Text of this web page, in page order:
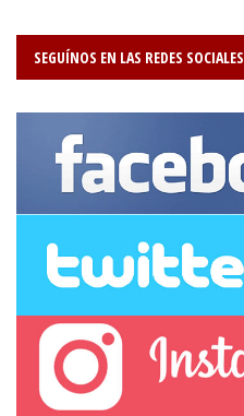
SEGUÍNOS EN LAS REDES SOCIALES